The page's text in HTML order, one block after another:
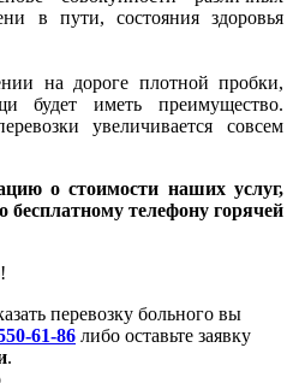
в пути, состояния здоровья
на дороге плотной пробки,
будет иметь преимущество.
увеличивается совсем
о стоимости наших услуг,
бесплатному телефону горячей
перевозку больного вы
61-86 либо оставьте заявку
.